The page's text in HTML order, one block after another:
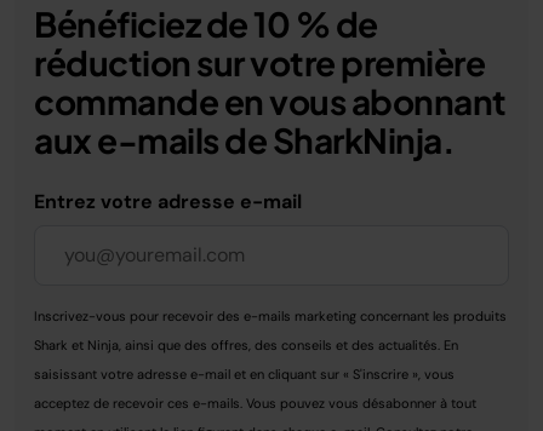
Bénéficiez de 10 % de
réduction sur votre première
commande en vous abonnant
aux e-mails de SharkNinja.
Entrez votre adresse e-mail
Inscrivez-vous pour recevoir des e-mails marketing concernant les produits
Shark et Ninja, ainsi que des offres, des conseils et des actualités. En
saisissant votre adresse e-mail et en cliquant sur « S'inscrire », vous
acceptez de recevoir ces e-mails. Vous pouvez vous désabonner à tout